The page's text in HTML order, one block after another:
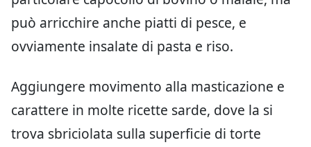
può arricchire anche piatti di pesce, e
ovviamente insalate di pasta e riso.
Aggiungere movimento alla masticazione e
carattere in molte ricette sarde, dove la si
trova sbriciolata sulla superficie di torte